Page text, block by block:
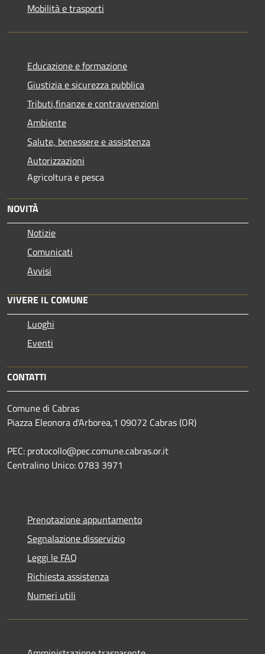
Mobilità e trasporti
Educazione e formazione
Giustizia e sicurezza pubblica
Tributi,finanze e contravvenzioni
Ambiente
Salute, benessere e assistenza
Autorizzazioni
Agricoltura e pesca
NOVITÀ
Notizie
Comunicati
Avvisi
VIVERE IL COMUNE
Luoghi
Eventi
CONTATTI
Comune di Cabras
Piazza Eleonora d'Arborea,1 09072 Cabras (OR)
PEC: protocollo@pec.comune.cabras.or.it
Centralino Unico: 0783 3971
Prenotazione appuntamento
Segnalazione disservizio
Leggi le FAQ
Richiesta assistenza
Numeri utili